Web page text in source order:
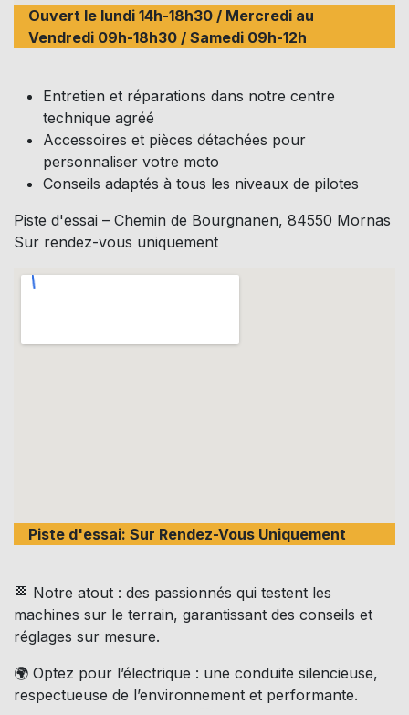
Ouvert le lundi 14h-18h30 / Mercredi au
Vendredi 09h-18h30 / Samedi 09h-12h
Entretien et réparations dans notre centre
technique agréé
Accessoires et pièces détachées pour
personnaliser votre moto
Conseils adaptés à tous les niveaux de pilotes
Piste d'essai – Chemin de Bourgnanen, 84550 Mornas
Sur rendez-vous uniquement
Piste d'essai: Sur Rendez-Vous Uniquement
🏁 Notre atout : des passionnés qui testent les
machines sur le terrain, garantissant des conseils et
réglages sur mesure.
🌍 Optez pour l’électrique : une conduite silencieuse,
respectueuse de l’environnement et performante.